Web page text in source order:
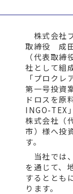
株式会社
取締役 成
（代表取
社として組
「プロクレ
第一号投資
ドロスを原
INGO-TEX
株式会社（
市）様へ投
す。
当社では
を通じて、
するととも
ります。